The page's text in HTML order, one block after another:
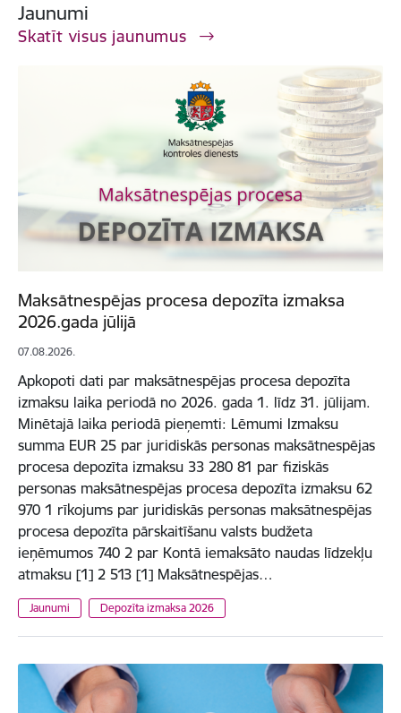
Jaunumi
Skatīt visus jaunumus
Maksātnespējas procesa depozīta izmaksa
2026.gada jūlijā
07.08.2026.
Apkopoti dati par maksātnespējas procesa depozīta
izmaksu laika periodā no 2026. gada 1. līdz 31. jūlijam.
Minētajā laika periodā pieņemti: Lēmumi Izmaksu
summa EUR 25 par juridiskās personas maksātnespējas
procesa depozīta izmaksu 33 280 81 par fiziskās
personas maksātnespējas procesa depozīta izmaksu 62
970 1 rīkojums par juridiskās personas maksātnespējas
procesa depozīta pārskaitīšanu valsts budžeta
ieņēmumos 740 2 par Kontā iemaksāto naudas līdzekļu
atmaksu [1] 2 513 [1] Maksātnespējas…
Jaunumi Depozīta izmaksa 2026